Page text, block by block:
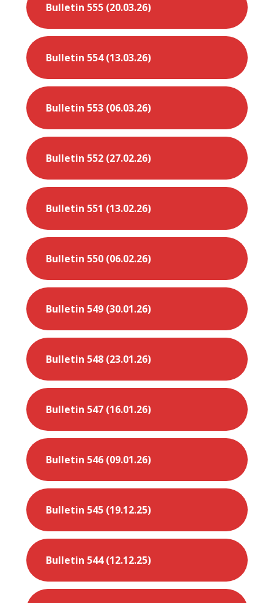
Bulletin 555 (20.03.26)
Bulletin 554 (13.03.26)
Bulletin 553 (06.03.26)
Bulletin 552 (27.02.26)
Bulletin 551 (13.02.26)
Bulletin 550 (06.02.26)
Bulletin 549 (30.01.26)
Bulletin 548 (23.01.26)
Bulletin 547 (16.01.26)
Bulletin 546 (09.01.26)
Bulletin 545 (19.12.25)
Bulletin 544 (12.12.25)